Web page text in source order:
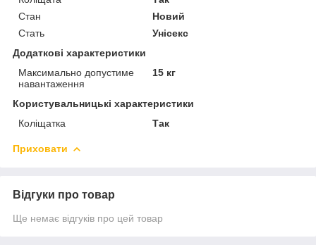
Стан
Новий
Стать
Унісекс
Додаткові характеристики
Максимально допустиме
навантаження
15 кг
Користувальницькі характеристики
Коліщатка
Так
Приховати
Відгуки про товар
Ще немає відгуків про цей товар